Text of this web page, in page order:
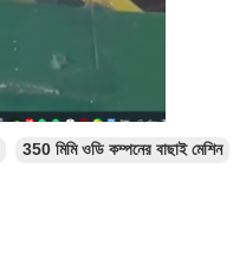
350 মিমি ওডি কম্পনের বাছাই মেশিন